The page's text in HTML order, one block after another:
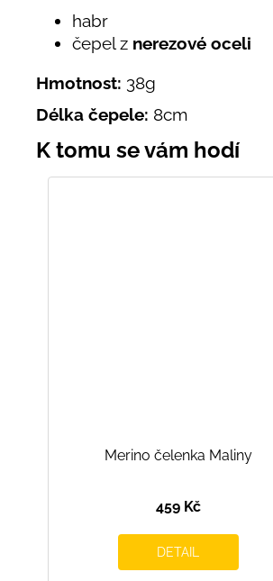
habr
čepel z nerezové oceli
Hmotnost: 38g
Délka čepele: 8cm
Merino čelenka Maliny
459 Kč
DETAIL